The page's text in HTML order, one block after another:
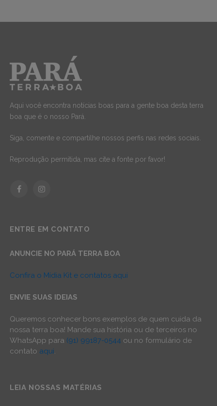
Aqui você encontra notícias boas para a gente boa desta terra
boa que é o nosso Pará.
Siga, comente e compartilhe nossos perfis nas redes sociais.
Reprodução permitida, mas cite a fonte por favor!
FacebookInstagram
ENTRE EM CONTATO
ANUNCIE NO PARÁ TERRA BOA
Confira o Mídia Kit e contatos aqui
ENVIE SUAS IDEIAS
Queremos conhecer bons exemplos de quem cuida da
nossa terra boa! Mande sua história ou de terceiros no
WhatsApp para (91) 99187-0544 ou no formulário de
contato aqui.
LEIA NOSSAS MATÉRIAS